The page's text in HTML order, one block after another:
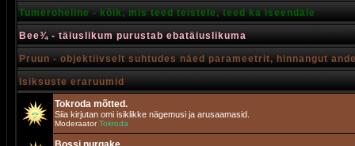
Tumeroheline - kõik, mis teed teistele, teed ka iseendale
Bee¾ - täiuslikum purustab ebatäiuslikuma
Pruun - objektiivselt suhtudes näed parameetrit, hinnangut
Isiksuste eraruumid
Tokroda mõtted.
Siia kirjutan omi isiklikke nägemusi ja arusaamasid.
ModeraatorTokroda